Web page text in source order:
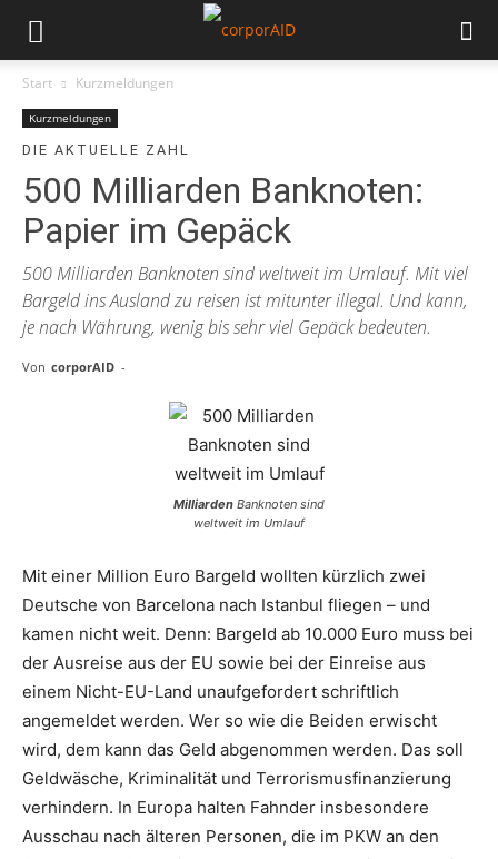
Start Kurzmeldungen
Kurzmeldungen
DIE AKTUELLE ZAHL
500 Milliarden Banknoten:
Papier im Gepäck
500 Milliarden Banknoten sind weltweit im Umlauf. Mit viel
Bargeld ins Ausland zu reisen ist mitunter illegal. Und kann,
je nach Währung, wenig bis sehr viel Gepäck bedeuten.
Von corporAID -
Milliarden Banknoten sind
weltweit im Umlauf
Mit einer Million Euro Bargeld wollten kürzlich zwei
Deutsche von Barcelona nach Istanbul fliegen – und
kamen nicht weit. Denn: Bargeld ab 10.000 Euro muss bei
der Ausreise aus der EU sowie bei der Einreise aus
einem Nicht-EU-Land unaufgefordert schriftlich
angemeldet werden. Wer so wie die Beiden erwischt
wird, dem kann das Geld abgenommen werden. Das soll
Geldwäsche, Kriminalität und Terrorismusfinanzierung
verhindern. In Europa halten Fahnder insbesondere
Ausschau nach älteren Personen, die im PKW an den